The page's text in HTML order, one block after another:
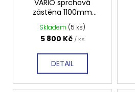
VARIO sprchová
zástěna 1100mm
tmavé sklo GX1311
Skladem (5 ks)
5 800 Kč / ks
DETAIL